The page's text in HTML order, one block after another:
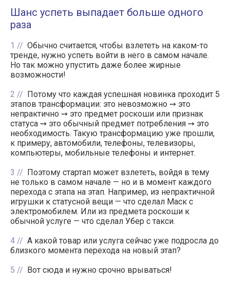
Шанс успеть выпадает больше одного
раза
1
Обычно считается, чтобы взлететь на каком-то
тренде, нужно успеть войти в него в самом начале.
Но так можно упустить даже более жирные
возможности!
2
Потому что каждая успешная новинка проходит 5
этапов трансформации: это невозможно ➙ это
непрактично ➙ это предмет роскоши или признак
статуса ➙ это обычный предмет потребления ➙ это
необходимость. Такую трансформацию уже прошли,
к примеру, автомобили, телефоны, телевизоры,
компьютеры, мобильные телефоны и интернет.
3
Поэтому стартап может взлететь, войдя в тему
не только в самом начале — но и в момент каждого
перехода с этапа на этап. Например, из непрактичной
игрушки к статусной вещи — что сделал Маск с
электромобилем. Или из предмета роскоши к
обычной услуге — что сделал Убер с такси.
4
А какой товар или услуга сейчас уже подросла до
близкого момента перехода на новый этап?
5
Вот сюда и нужно срочно врываться!